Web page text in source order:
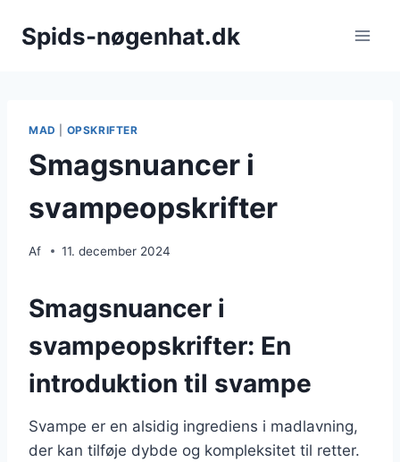
Spids-nøgenhat.dk
MAD OPSKRIFTER
Smagsnuancer i
svampeopskrifter
Af 11. december 2024
Smagsnuancer i
svampeopskrifter: En
introduktion til svampe
Svampe er en alsidig ingrediens i madlavning,
der kan tilføje dybde og kompleksitet til retter.